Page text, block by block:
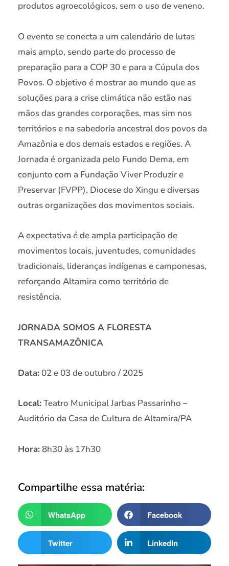
produtos agroecológicos, sem o uso de veneno.
O evento se conecta a um calendário de lutas
mais amplo, sendo parte do processo de
preparação para a COP 30 e para a Cúpula dos
Povos. O objetivo é mostrar ao mundo que as
soluções para a crise climática não estão nas
mãos das grandes corporações, mas sim nos
territórios e na sabedoria ancestral dos povos da
Amazônia e dos demais estados e regiões. A
Jornada é organizada pelo Fundo Dema, em
conjunto com a Fundação Viver Produzir e
Preservar (FVPP), Diocese do Xingu e diversas
outras organizações dos movimentos sociais.
A expectativa é de ampla participação de
movimentos locais, juventudes, comunidades
tradicionais, lideranças indígenas e camponesas,
reforçando Altamira como território de
resistência.
JORNADA SOMOS A FLORESTA
TRANSAMAZÔNICA
Data: 02 e 03 de outubro / 2025
Local:Teatro Municipal Jarbas Passarinho –
Auditório da Casa de Cultura de Altamira/PA
Hora:8h30 às 17h30
Compartilhe essa matéria:
WhatsApp Facebook
Twitter LinkedIn